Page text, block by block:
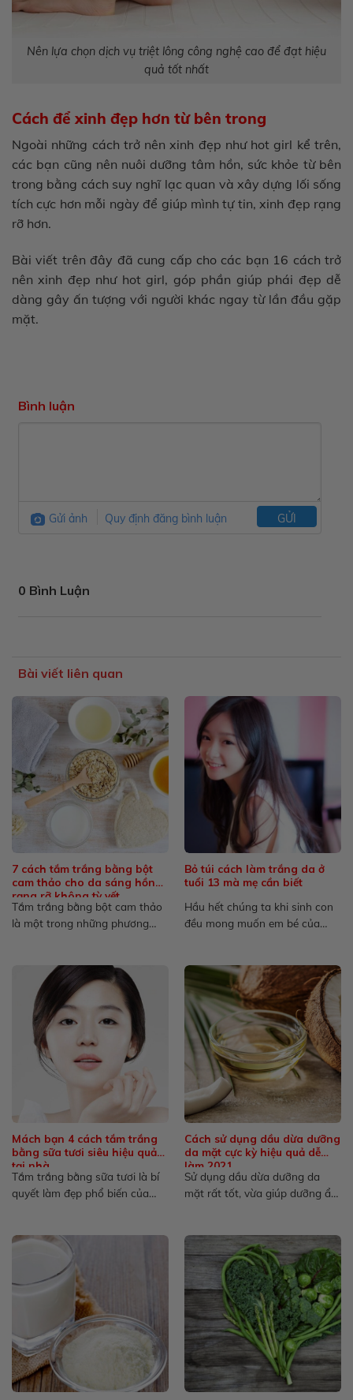
Nên lựa chọn dịch vụ triệt lông công nghệ cao để đạt hiệu
quả tốt nhất
Cách để xinh đẹp hơn từ bên trong
Ngoài những cách trở nên xinh đẹp như hot girl kể trên,
các bạn cũng nên nuôi dưỡng tâm hồn, sức khỏe từ bên
trong bằng cách suy nghĩ lạc quan và xây dựng lối sống
tích cực hơn mỗi ngày để giúp mình tự tin, xinh đẹp rạng
rỡ hơn.
Bài viết trên đây đã cung cấp cho các bạn 16 cách trở
nên xinh đẹp như hot girl, góp phần giúp phái đẹp dễ
dàng gây ấn tượng với người khác ngay từ lần đầu gặp
mặt.
Bình luận
Gửi ảnh Quy định đăng bình luận GỬI
0 Bình Luận
Bài viết liên quan
7 cách tắm trắng bằng bột
cam thảo cho da sáng hồng
rạng rỡ không tỳ vết
Tắm trắng bằng bột cam thảo
là một trong những phương
Bỏ túi cách làm trắng da ở
tuổi 13 mà mẹ cần biết
Hầu hết chúng ta khi sinh con
đều mong muốn em bé của
Mách bạn 4 cách tắm trắng
bằng sữa tươi siêu hiệu quả
tại nhà
Tắm trắng bằng sữa tươi là bí
quyết làm đẹp phổ biến của
Cách sử dụng dầu dừa dưỡng
da mặt cực kỳ hiệu quả dễ
làm 2021
Sử dụng dầu dừa dưỡng da
mặt rất tốt, vừa giúp dưỡng ẩm